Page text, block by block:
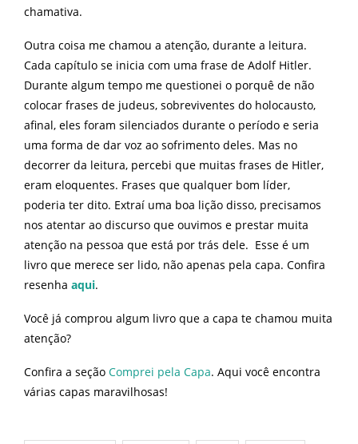
chamativa.
Outra coisa me chamou a atenção, durante a leitura.
Cada capítulo se inicia com uma frase de Adolf Hitler.
Durante algum tempo me questionei o porquê de não
colocar frases de judeus, sobreviventes do holocausto,
afinal, eles foram silenciados durante o período e seria
uma forma de dar voz ao sofrimento deles. Mas no
decorrer da leitura, percebi que muitas frases de Hitler,
eram eloquentes. Frases que qualquer bom líder,
poderia ter dito. Extraí uma boa lição disso, precisamos
nos atentar ao discurso que ouvimos e prestar muita
atenção na pessoa que está por trás dele. Esse é um
livro que merece ser lido, não apenas pela capa. Confira
resenha aqui.
Você já comprou algum livro que a capa te chamou muita
atenção?
Confira a seção Comprei pela Capa. Aqui você encontra
várias capas maravilhosas!